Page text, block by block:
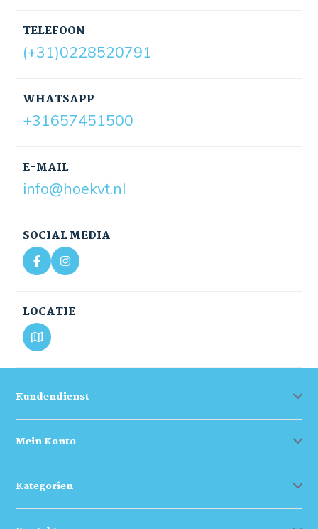
TELEFOON
(+31)0228520791
E-MAIL
info@hoekvt.nl
WHATSAPP
+31657451500
SOCIAL MEDIA
LOCATIE
Kundendienst
Mein Konto
Kategorien